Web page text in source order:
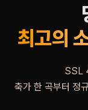
최고의
SSL
축가 한 곡부터 정